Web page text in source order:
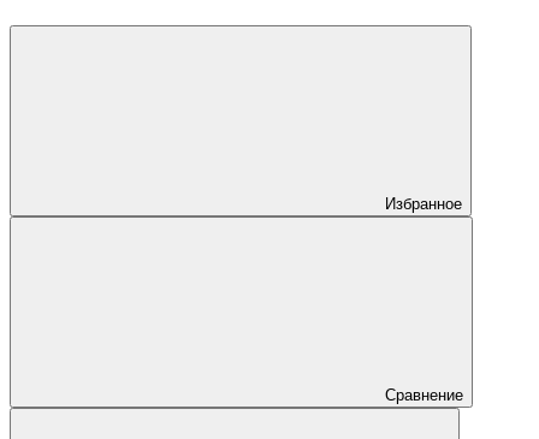
Избранное
Сравнение